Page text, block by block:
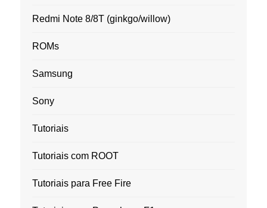
Redmi Note 8/8T (ginkgo/willow)
ROMs
Samsung
Sony
Tutoriais
Tutoriais com ROOT
Tutoriais para Free Fire